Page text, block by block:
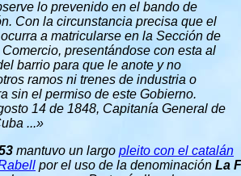
lo prevenido en el bando de
Con la circunstancia precisa que el
a matricularse en la Sección de
presentándose con esta al
barrio para que le anote y no
ramos ni trenes de industria o
sin el permiso de este Gobierno.
14 de 1848, Capitanía General de
...»
mantuvo un largo pleito con el catalán
por el uso de la denominación La